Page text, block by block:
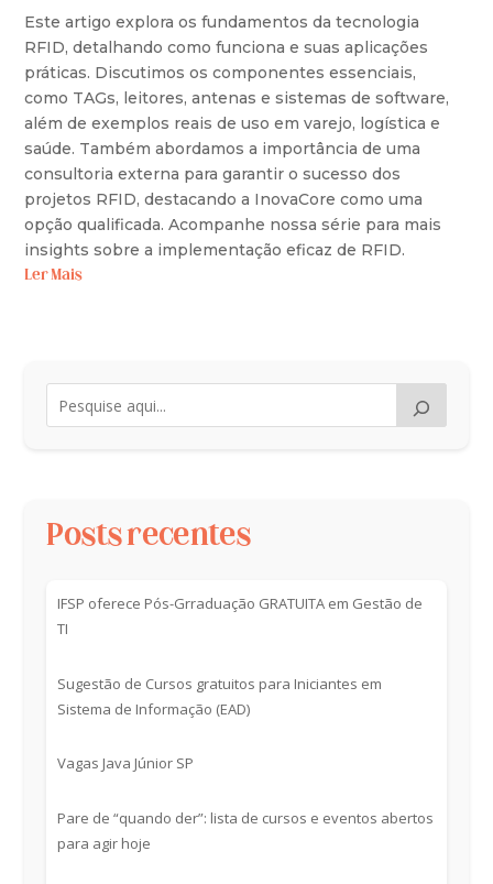
Este artigo explora os fundamentos da tecnologia
RFID, detalhando como funciona e suas aplicações
práticas. Discutimos os componentes essenciais,
como TAGs, leitores, antenas e sistemas de software,
além de exemplos reais de uso em varejo, logística e
saúde. Também abordamos a importância de uma
consultoria externa para garantir o sucesso dos
projetos RFID, destacando a InovaCore como uma
opção qualificada. Acompanhe nossa série para mais
insights sobre a implementação eficaz de RFID.
Ler Mais
Posts recentes
IFSP oferece Pós-Grraduação GRATUITA em Gestão de
TI
Sugestão de Cursos gratuitos para Iniciantes em
Sistema de Informação (EAD)
Vagas Java Júnior SP
Pare de “quando der”: lista de cursos e eventos abertos
para agir hoje